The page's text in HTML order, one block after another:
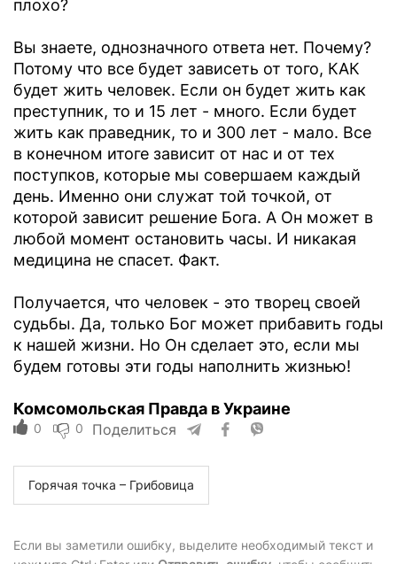
плохо?
Вы знаете, однозначного ответа нет. Почему?
Потому что все будет зависеть от того, КАК
будет жить человек. Если он будет жить как
преступник, то и 15 лет - много. Если будет
жить как праведник, то и 300 лет - мало. Все
в конечном итоге зависит от нас и от тех
поступков, которые мы совершаем каждый
день. Именно они служат той точкой, от
которой зависит решение Бога. А Он может в
любой момент остановить часы. И никакая
медицина не спасет. Факт.
Получается, что человек - это творец своей
судьбы. Да, только Бог может прибавить годы
к нашей жизни. Но Он сделает это, если мы
будем готовы эти годы наполнить жизнью!
Комсомольская Правда в Украине
0 0 Поделиться
Горячая точка – Грибовица
Если вы заметили ошибку, выделите необходимый текст и